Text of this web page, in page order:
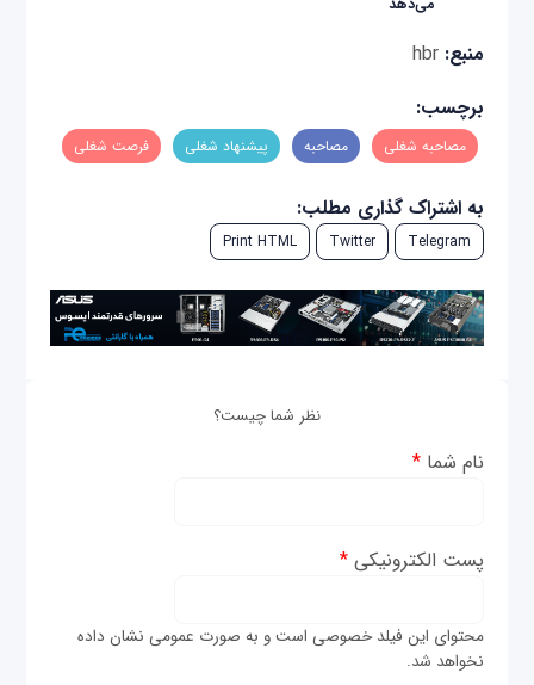
منبع:hbr
برچسب:
مصاحبه شغلی مصاحبه پیشنهاد شغلی فرصت شغلی
به اشتراک گذاری مطلب:
Telegram
Twitter
Print HTML
نظر شما چیست؟
نام شما*
پست الکترونیکی*
محتوای این فیلد خصوصی است و به صورت عمومی نشان داده
نخواهد شد.